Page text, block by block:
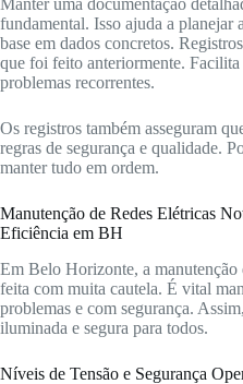
Manter uma documentação
fundamental. Isso ajuda a planejar
base em dados concretos.
que foi feito anteriormente.
problemas recorrentes.
Os registros também asseguram
regras de segurança e qualidade.
manter tudo em ordem.
Manutenção de Redes Elétricas
Eficiência em BH
Em Belo Horizonte, a manutenção
feita com muita cautela. É vital
problemas e com segurança.
iluminada e segura para todos.
Níveis de Tensão e Segurança